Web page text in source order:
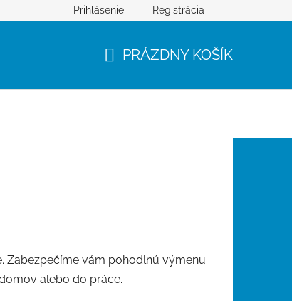
Prihlásenie Registrácia
PRÁZDNY KOŠÍK
Zabezpečíme vám pohodlnú výmenu
alebo do práce.